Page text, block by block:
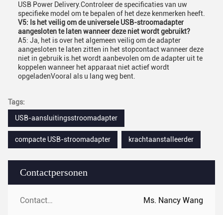
Contactpersonen
Contactpersonen: Ms. Nancy Wang
USB Power Delivery.Controleer de specificaties van uw
specifieke model om te bepalen of het deze kenmerken heeft.
V5: Is het veilig om de universele USB-stroomadapter
aangesloten te laten wanneer deze niet wordt gebruikt?
A5: Ja, het is over het algemeen veilig om de adapter
aangesloten te laten zitten in het stopcontact wanneer deze
niet in gebruik is.het wordt aanbevolen om de adapter uit te
koppelen wanneer het apparaat niet actief wordt
opgeladenVooral als u lang weg bent.
Tags:
USB-aansluitingsstroomadapter
compacte USB-stroomadapter krachtaanstalleerder